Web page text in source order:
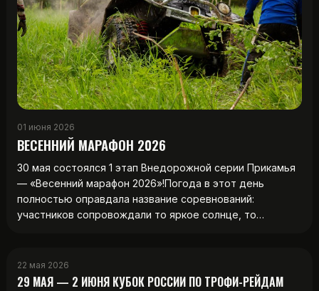
01 июня 2026
ВЕСЕННИЙ МАРАФОН 2026
30 мая состоялся 1 этап Внедорожной серии Прикамья
— «Весенний марафон 2026»!Погода в этот день
полностью оправдала название соревнований:
участников сопровождали то яркое солнце, то…
22 мая 2026
29 МАЯ — 2 ИЮНЯ КУБОК РОССИИ ПО ТРОФИ-РЕЙДАМ